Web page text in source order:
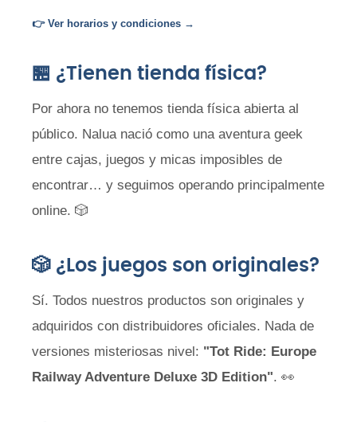
👉 Ver horarios y condiciones →
🏪 ¿Tienen tienda física?
Por ahora no tenemos tienda física abierta al
público. Nalua nació como una aventura geek
entre cajas, juegos y micas imposibles de
encontrar… y seguimos operando principalmente
online. 🎲
🎲 ¿Los juegos son originales?
Sí. Todos nuestros productos son originales y
adquiridos con distribuidores oficiales. Nada de
versiones misteriosas nivel: "Tot Ride: Europe
Railway Adventure Deluxe 3D Edition". 👀